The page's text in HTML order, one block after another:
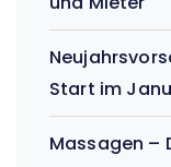
Start im
Massagen –